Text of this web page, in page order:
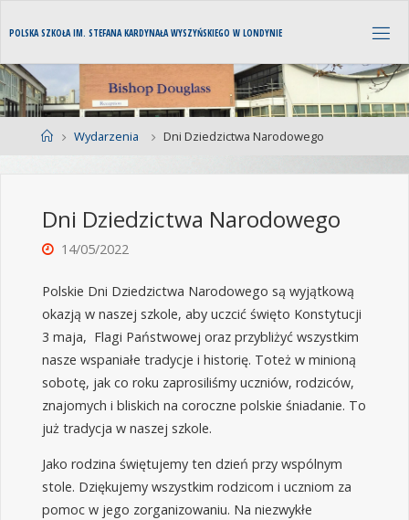
POLSKA SZKOŁA IM. STEFANA KARDYNAŁA WYSZYŃSKIEGO W LONDYNIE
Wydarzenia Dni Dziedzictwa Narodowego
Dni Dziedzictwa Narodowego
14/05/2022
Polskie Dni Dziedzictwa Narodowego są wyjątkową
okazją w naszej szkole, aby uczcić święto Konstytucji
3 maja, Flagi Państwowej oraz przybliżyć wszystkim
nasze wspaniałe tradycje i historię. Toteż w minioną
sobotę, jak co roku zaprosiliśmy uczniów, rodziców,
znajomych i bliskich na coroczne polskie śniadanie. To
już tradycja w naszej szkole.
Jako rodzina świętujemy ten dzień przy wspólnym
stole. Dziękujemy wszystkim rodzicom i uczniom za
pomoc w jego zorganizowaniu. Na niezwykłe